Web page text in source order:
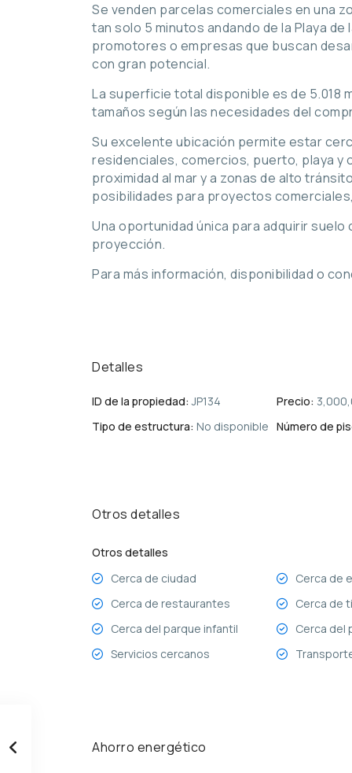
Se venden parcelas comerciales en una
tan solo 5 minutos andando de la Playa
promotores o empresas que buscan
con gran potencial.
La superficie total disponible es de 5.018
tamaños según las necesidades del
Su excelente ubicación permite estar
residenciales, comercios, puerto, playa
proximidad al mar y a zonas de alto
posibilidades para proyectos
Una oportunidad única para adquirir
proyección.
Para más información, disponibilidad o
Detalles
ID de la propiedad: JP134 Precio:
Tipo de estructura: No disponible Número de
Otros detalles
Otros detalles
Cerca de ciudad
Cerca de
Cerca de restaurantes
Cerca de
Cerca del parque infantil
Cerca del
Servicios cercanos
Ahorro energético